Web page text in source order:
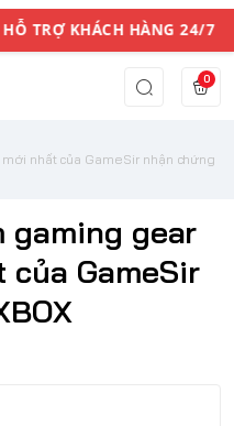
KHÁCH HÀNG
0
nhất của GameSir nhận chứng
gaming gear
GameSir